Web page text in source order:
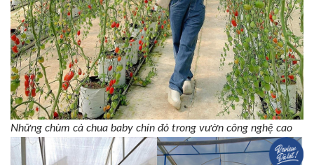
Những chùm cà chua baby chín đỏ trong vườn công nghệ cao